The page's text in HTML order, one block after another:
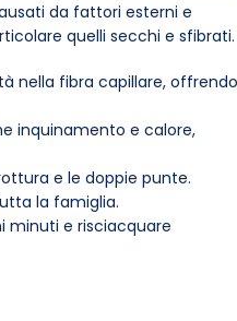
da fattori esterni e
quelli secchi e sfibrati.
nella fibra capillare, offrendo
inquinamento e calore,
e le doppie punte.
la famiglia.
minuti e risciacquare